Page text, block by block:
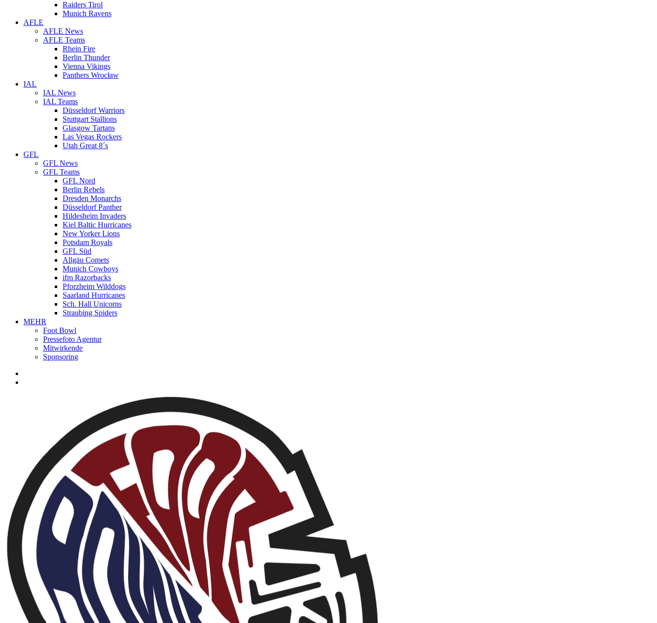
Raiders Tirol
Munich Ravens
AFLE
AFLE News
AFLE Teams
Rhein Fire
Berlin Thunder
Vienna Vikings
Panthers Wrocław
IAL
IAL News
IAL Teams
Düsseldorf Warriors
Stuttgart Stallions
Glasgow Tartans
Las Vegas Rockers
Utah Great 8´s
GFL
GFL News
GFL Teams
GFL Nord
Berlin Rebels
Dresden Monarchs
Düsseldorf Panther
Hildesheim Invaders
Kiel Baltic Hurricanes
New Yorker Lions
Potsdam Royals
GFL Süd
Allgäu Comets
Munich Cowboys
ifm Razorbacks
Pforzheim Wilddogs
Saarland Hurricanes
Sch. Hall Unicorns
Straubing Spiders
MEHR
Foot Bowl
Pressefoto Agentur
Mitwirkende
Sponsoring